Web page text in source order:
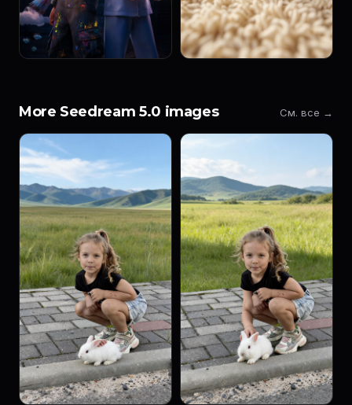
More Seedream 5.0 images См. все →